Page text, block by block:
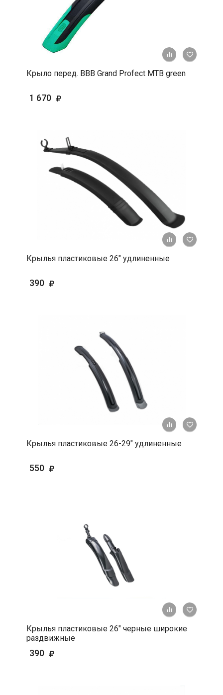
+ К
Крыло перед. BBB Grand Profect MTB green
1 670
+ К
Крылья пластиковые 26" удлиненные
390
+ К
Крылья пластиковые 26-29" удлиненные
550
+ К
Крылья пластиковые 26" черные широкие
раздвижные
390